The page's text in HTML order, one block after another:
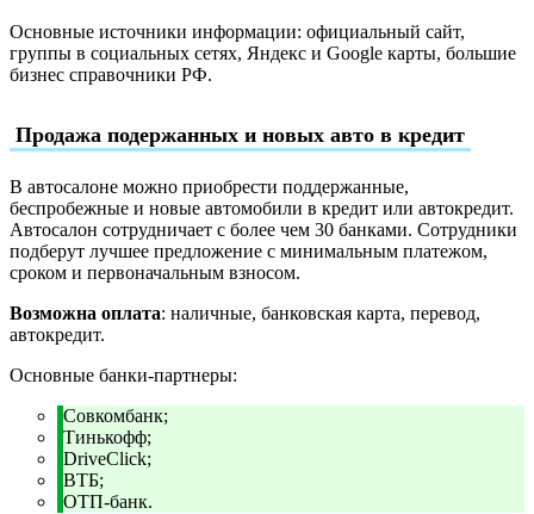
Основные источники информации: официальный сайт,
группы в социальных сетях, Яндекс и Google карты, большие
бизнес справочники РФ.
Продажа подержанных и новых авто в кредит
В автосалоне можно приобрести поддержанные,
беспробежные и новые автомобили в кредит или автокредит.
Автосалон сотрудничает с более чем 30 банками. Сотрудники
подберут лучшее предложение с минимальным платежом,
сроком и первоначальным взносом.
Возможна оплата: наличные, банковская карта, перевод,
автокредит.
Основные банки-партнеры:
Совкомбанк;
Тинькофф;
DriveClick;
ВТБ;
ОТП-банк.